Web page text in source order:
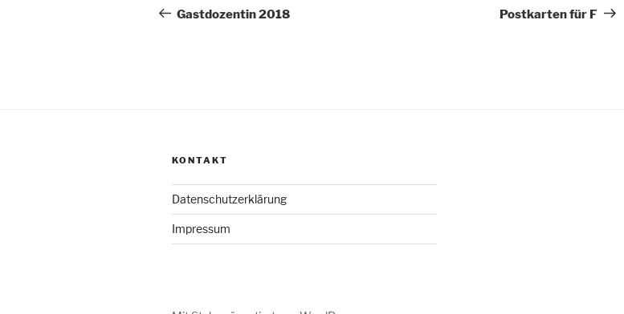
Beitrag
Gastdozentin 2018 Postkarten für F
KONTAKT
Datenschutzerklärung
Impressum